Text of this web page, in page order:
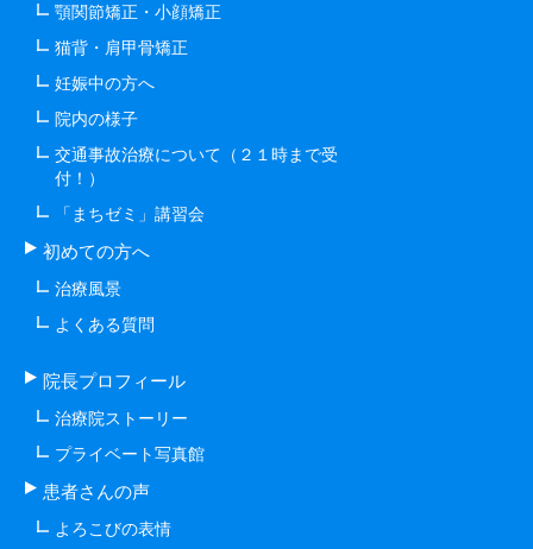
顎関節矯正・小顔矯正
猫背・肩甲骨矯正
妊娠中の方へ
院内の様子
交通事故治療について（２１時まで受
付！）
「まちゼミ」講習会
初めての方へ
治療風景
よくある質問
院長プロフィール
治療院ストーリー
プライベート写真館
患者さんの声
よろこびの表情